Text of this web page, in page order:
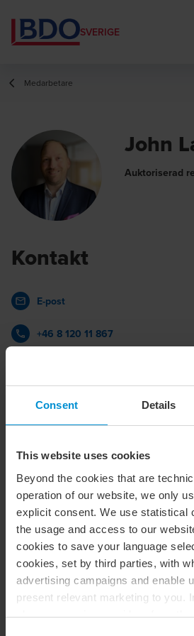
Consent Details
This website uses cookies
Beyond the cookies that are
operation of our website, we only
explicit consent. We use statistical
the usage and access to our
cookies to save your language
cookies, set by third parties, with
advertising campaigns and enable
present relevant marketing to you.
also use service providers from
SVERIGE
Medarbetare
John
Auktoriserad
Kontakt
E-post
+46 8 120 11 867
vCard
Executive summary
John Larsson är revisor med
fastighetsbranschen och har
arbeta med fastighetsbolag i olika
till transaktion och utveckling. Han
inom fastighetstransaktioner,
upprättande av
nedströmsfusioner.
Han har även erfarenhet av